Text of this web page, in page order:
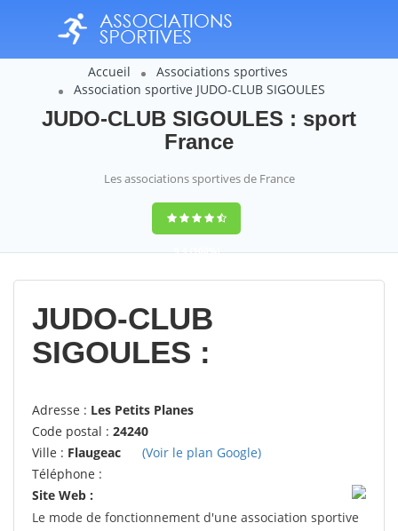
Accueil
Associations sportives
Association sportive JUDO-CLUB SIGOULES
JUDO-CLUB SIGOULES : sport
France
Les associations sportives de France
9,4(100%)
14358votes
JUDO-CLUB
SIGOULES :
Adresse : Les Petits Planes
Code postal : 24240
Ville : Flaugeac
(Voir le plan Google)
Téléphone :
Site Web :
Le mode de fonctionnement d'une association sportive